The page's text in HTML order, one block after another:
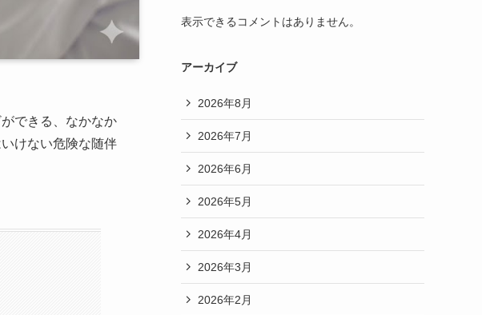
できる、なかなか
けない危険な随伴
表示できるコメントはありません。
アーカイブ
2026年8月
2026年7月
2026年6月
2026年5月
2026年4月
2026年3月
2026年2月